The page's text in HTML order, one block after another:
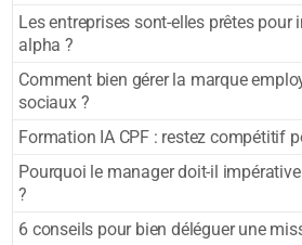
Les entreprises sont-elles prêtes pour
alpha ?
Comment bien gérer la marque
sociaux ?
Formation IA CPF : restez compétitif
Pourquoi le manager doit-il
?
6 conseils pour bien déléguer une